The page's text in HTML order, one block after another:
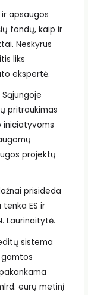
apsaugos
fondų, kaip ir
Neskyrus
liks
ekspertė.
pritraukimas
iniciatyvoms
projektų
prisideda
ES ir
Laurinaitytė.
sistema
eurų metinį